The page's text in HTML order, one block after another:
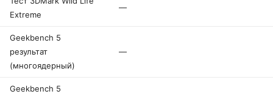
Extreme
—
Geekbench 5
результат
(многоядерный)
—
Geekbench 5